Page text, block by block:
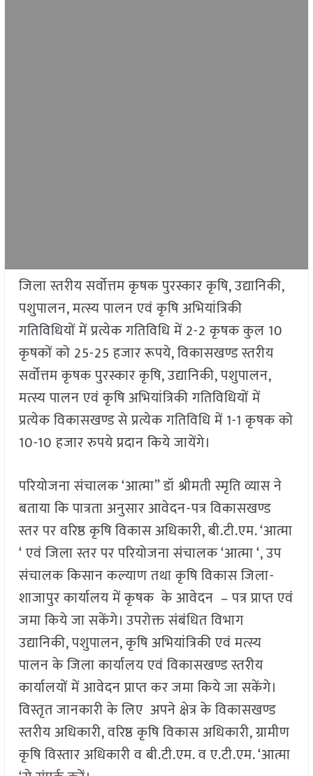
जिला स्तरीय सर्वोत्तम कृषक पुरस्कार कृषि, उद्यानिकी,
पशुपालन, मत्स्य पालन एवं कृषि अभियांत्रिकी
गतिविधियों में प्रत्येक गतिविधि में 2-2 कृषक कुल 10
कृषकों को 25-25 हजार रूपये, विकासखण्ड स्तरीय
सर्वोत्तम कृषक पुरस्कार कृषि, उद्यानिकी, पशुपालन,
मत्स्य पालन एवं कृषि अभियांत्रिकी गतिविधियों में
प्रत्येक विकासखण्ड से प्रत्येक गतिविधि में 1-1 कृषक को
10-10 हजार रुपये प्रदान किये जायेंगे।
परियोजना संचालक ‘आत्मा” डॉ श्रीमती स्मृति व्यास ने
बताया कि पात्रता अनुसार आवेदन-पत्र विकासखण्ड
स्तर पर वरिष्ठ कृषि विकास अधिकारी, बी.टी.एम. ‘आत्मा
‘ एवं जिला स्तर पर परियोजना संचालक ‘आत्मा ‘, उप
संचालक किसान कल्याण तथा कृषि विकास जिला-
शाजापुर कार्यालय में कृषक के आवेदन – पत्र प्राप्त एवं
जमा किये जा सकेंगे। उपरोक्त संबंधित विभाग
उद्यानिकी, पशुपालन, कृषि अभियांत्रिकी एवं मत्स्य
पालन के जिला कार्यालय एवं विकासखण्ड स्तरीय
कार्यालयों में आवेदन प्राप्त कर जमा किये जा सकेंगे।
विस्तृत जानकारी के लिए अपने क्षेत्र के विकासखण्ड
स्तरीय अधिकारी, वरिष्ठ कृषि विकास अधिकारी, ग्रामीण
कृषि विस्तार अधिकारी व बी.टी.एम. व ए.टी.एम. ‘आत्मा